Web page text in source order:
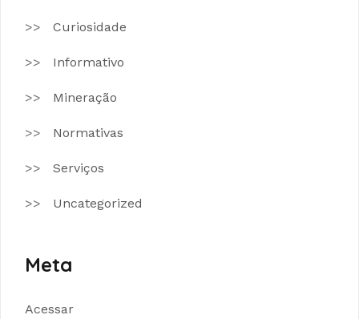
Curiosidade
Informativo
Mineração
Normativas
Serviços
Uncategorized
Meta
Acessar